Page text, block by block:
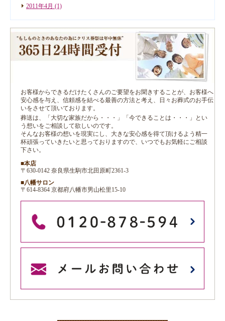
2011年4月 (1)
お客様からできるだけたくさんのご要望をお聞きすることが、お客様へ
安心感を与え、信頼感を結べる最善の方法と考え、日々お葬式のお手伝
いをさせて頂いております。
葬送は、「大切な家族だから・・・」「今できることは・・・」とい
う想いをご相談して欲しいのです。
そんなお客様の想いを現実にし、大きな安心感を得て頂けるよう精一
杯頑張っていきたいと思っておりますので、いつでもお気軽にご相談
下さい。
■本店
〒630-0142 奈良県生駒市北田原町2361-3
■八幡サロン
〒614-8364 京都府八幡市男山松里15-10